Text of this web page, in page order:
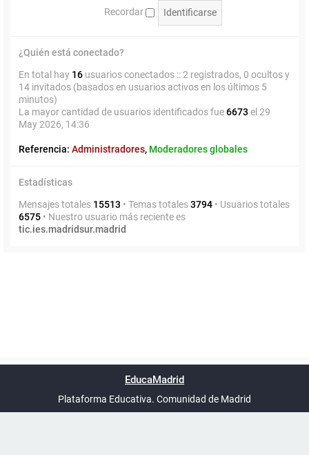
Recordar
¿Quién está conectado?
En total hay 16 usuarios conectados :: 2 registrados, 0 ocultos y
14 invitados (basados en usuarios activos en los últimos 5
minutos)
La mayor cantidad de usuarios identificados fue6673 el 29
May 2026, 14:36
Referencia: Administradores, Moderadores globales
Estadísticas
Mensajes totales 15513 • Temas totales3794 • Usuarios totales
6575 • Nuestro usuario más reciente es
tic.ies.madridsur.madrid
UTC+02:00
phpBB España
EducaMadrid
Plataforma Educativa. Comunidad de Madrid